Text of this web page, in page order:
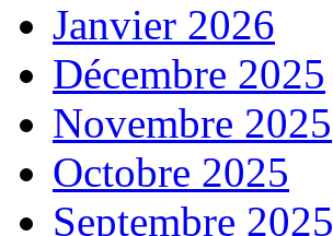
Janvier 2026
Décembre 2025
Novembre 2025
Octobre 2025
Septembre 2025